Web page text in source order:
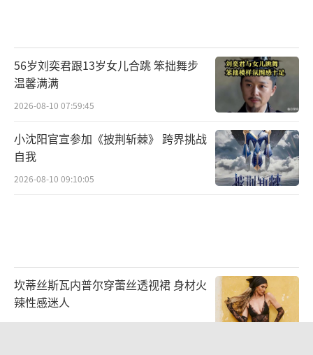
56岁刘奕君跟13岁女儿合跳 笨拙舞步
温馨满满
2026-08-10 07:59:45
小沈阳官宣参加《披荆斩棘》 跨界挑战
自我
2026-08-10 09:10:05
坎蒂丝斯瓦内普尔穿蕾丝透视裙 身材火
辣性感迷人
2026-07-27 14:36:43